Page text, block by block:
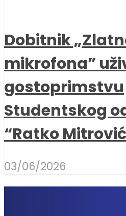
Dobitnik
mikrofona”
gostoprimstvu
Studentskog
“Ratko
03/06/2026